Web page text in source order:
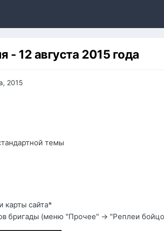
12 августа 2015 года
2015
темы
карты сайта*
бригады (меню "Прочее" -> "Реплеи